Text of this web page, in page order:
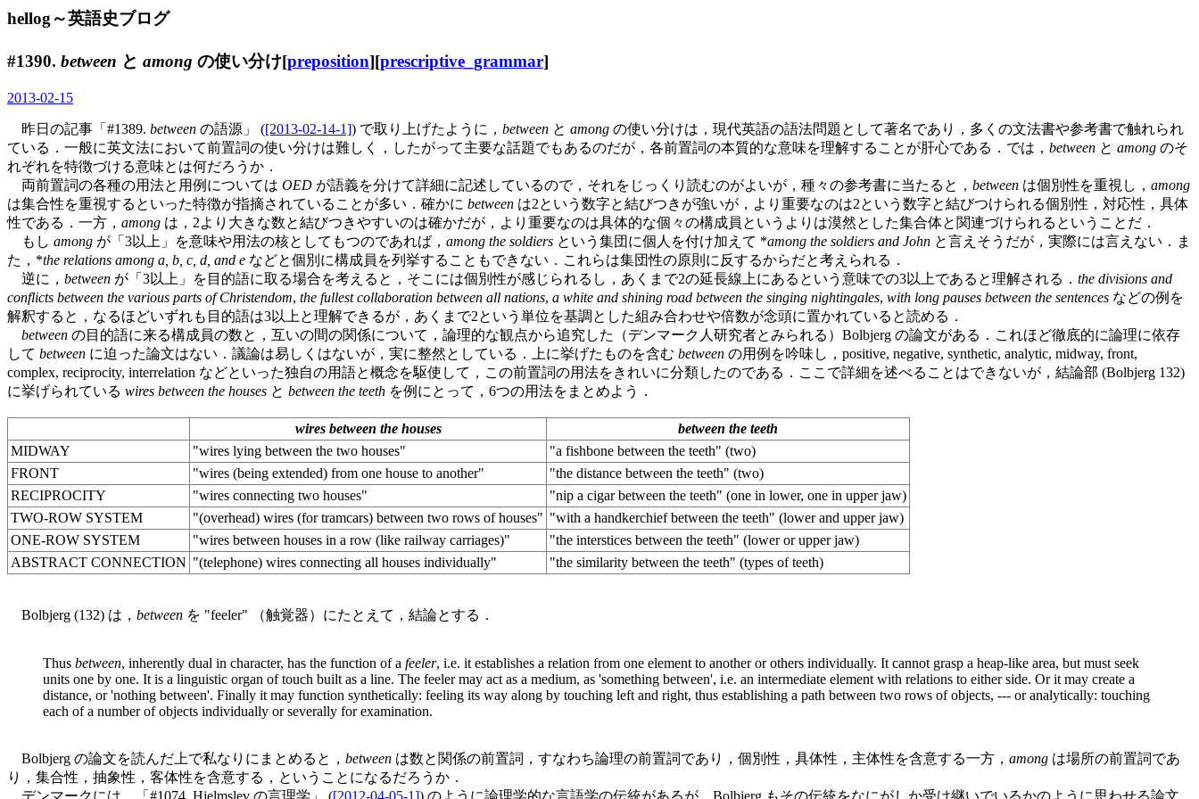
hellog～英語史ブログ
#1390. between と among の使い分け[preposition][prescriptive_grammar]
2013-02-15
昨日の記事「#1389. between の語源」 ([2013-02-14-1]) で取り上げたように， between と among の使い分けは，現代英語の語法問題として著名であり，多くの文法書や参考書で触れられ
ている．一般に英文法において前置詞の使い分けは難しく，したがって主要な話題でもあるのだが，各前置詞の本質的な意味を理解することが肝心である．では， between と among のそ
れぞれを特徴づける意味とは何だろうか．
両前置詞の各種の用法と用例については OED が語義を分けて詳細に記述しているので，それをじっくり読むのがよいが，種々の参考書に当たると， between は個別性を重視し， among
は集合性を重視するといった特徴が指摘されていることが多い．確かに between は2という数字と結びつきが強いが，より重要なのは2という数字と結びつけられる個別性，対応性，具体
性である．一方， among は，2より大きな数と結びつきやすいのは確かだが，より重要なのは具体的な個々の構成員というよりは漠然とした集合体と関連づけられるということだ．
もし among が「3以上」を意味や用法の核としてもつのであれば， among the soldiers という集団に個人を付け加えて *among the soldiers and John と言えそうだが，実際には言えない．ま
た，*the relations among a, b, c, d, and e などと個別に構成員を列挙することもできない．これらは集団性の原則に反するからだと考えられる．
逆に， between が「3以上」を目的語に取る場合を考えると，そこには個別性が感じられるし，あくまで2の延長線上にあるという意味での3以上であると理解される． the divisions and
conflicts between the various parts of Christendom, the fullest collaboration between all nations, a white and shining road between the singing nightingales, with long pauses between the sentences などの例を
解釈すると，なるほどいずれも目的語は3以上と理解できるが，あくまで2という単位を基調とした組み合わせや倍数が念頭に置かれていると読める．
between の目的語に来る構成員の数と，互いの間の関係について，論理的な観点から追究した（デンマーク人研究者とみられる）Bolbjerg の論文がある．これほど徹底的に論理に依存
して between に迫った論文はない．議論は易しくはないが，実に整然としている．上に挙げたものを含む between の用例を吟味し，positive, negative, synthetic, analytic, midway, front,
complex, reciprocity, interrelation などといった独自の用語と概念を駆使して，この前置詞の用法をきれいに分類したのである．ここで詳細を述べることはできないが，結論部 (Bolbjerg 132)
に挙げられている wires between the houses と between the teeth を例にとって，6つの用法をまとめよう．
wires between the houses
between the teeth
MIDWAY
"wires lying between the two houses"
"a fishbone between the teeth" (two)
FRONT
"wires (being extended) from one house to another"
"the distance between the teeth" (two)
RECIPROCITY
"wires connecting two houses"
"nip a cigar between the teeth" (one in lower, one in upper jaw)
TWO-ROW SYSTEM
"(overhead) wires (for tramcars) between two rows of houses" "with a handkerchief between the teeth" (lower and upper jaw)
ONE-ROW SYSTEM
"wires between houses in a row (like railway carriages)"
"the interstices between the teeth" (lower or upper jaw)
ABSTRACT CONNECTION "(telephone) wires connecting all houses individually" "the similarity between the teeth" (types of teeth)
Bolbjerg (132) は， between を "feeler" （触覚器）にたとえて，結論とする．
Thus between, inherently dual in character, has the function of a feeler, i.e. it establishes a relation from one element to another or others individually. It cannot grasp a heap-like area, but must seek
units one by one. It is a linguistic organ of touch built as a line. The feeler may act as a medium, as 'something between', i.e. an intermediate element with relations to either side. Or it may create a
distance, or 'nothing between'. Finally it may function synthetically: feeling its way along by touching left and right, thus establishing a path between two rows of objects, --- or analytically: touching
each of a number of objects individually or severally for examination.
Bolbjerg の論文を読んだ上で私なりにまとめると， between は数と関係の前置詞，すなわち論理の前置詞であり，個別性，具体性，主体性を含意する一方， among は場所の前置詞であ
り，集合性，抽象性，客体性を含意する，ということになるだろうか．
デンマークには，「#1074. Hjelmslev の言理学」 ([2012-04-05-1]) のように論理学的な言語学の伝統があるが，Bolbjerg もその伝統をなにがしか受け継いでいるかのように思わせる論文